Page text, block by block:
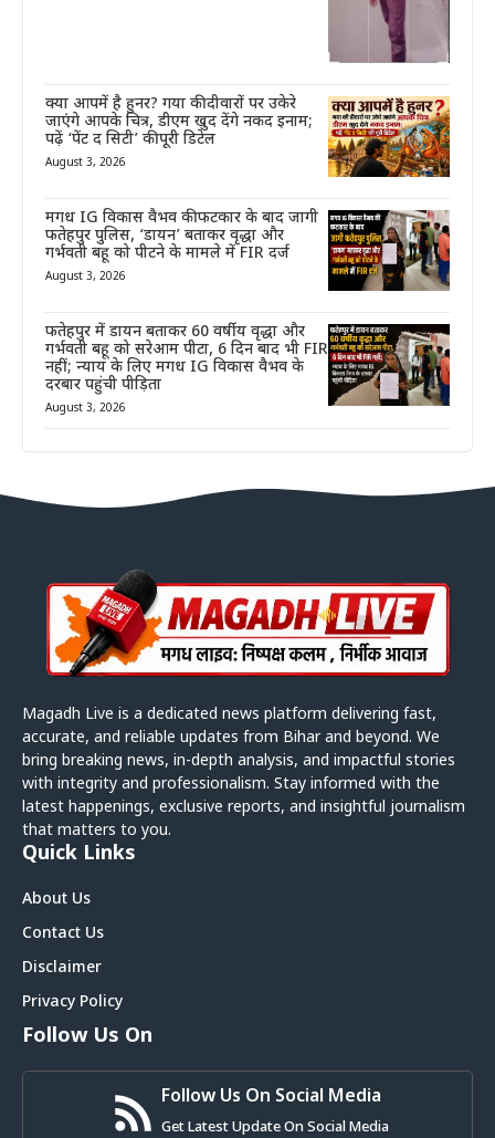
क्या आपमें है हुनर? गया की दीवारों पर उकेरे
जाएंगे आपके चित्र, डीएम खुद देंगे नकद इनाम;
पढ़ें ‘पेंट द सिटी’ की पूरी डिटेल
August 3, 2026
मगध IG विकास वैभव की फटकार के बाद जागी
फतेहपुर पुलिस, ‘डायन’ बताकर वृद्धा और
गर्भवती बहू को पीटने के मामले में FIR दर्ज
August 3, 2026
फतेहपुर में डायन बताकर 60 वर्षीय वृद्धा और
गर्भवती बहू को सरेआम पीटा, 6 दिन बाद भी FIR
नहीं; न्याय के लिए मगध IG विकास वैभव के
दरबार पहुंची पीड़िता
August 3, 2026
Magadh Live is a dedicated news platform delivering fast,
accurate, and reliable updates from Bihar and beyond. We
bring breaking news, in-depth analysis, and impactful stories
with integrity and professionalism. Stay informed with the
latest happenings, exclusive reports, and insightful journalism
that matters to you.
Quick Links
About Us
Contact Us
Disclaimer
Privacy Policy
Follow Us On
Follow Us On Social Media
Get Latest Update On Social Media